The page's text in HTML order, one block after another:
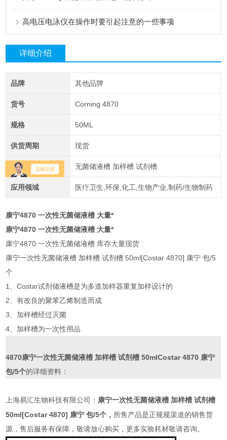
高电压电泳仪在操作时要引起注意的一些事项
详细介绍
品牌 其他品牌
货号 Corning 4870
规格 50ML
供货周期 现货
主要用途 无菌储液槽 加样槽 试剂槽
应用领域 医疗卫生,环保,化工,生物产业,制药/生物制药
康宁4870 一次性无菌储液槽 大量*
康宁4870 一次性无菌储液槽 大量*
康宁4870 一次性无菌储液槽 库存大量现货
康宁一次性无菌储液槽 加样槽 试剂槽 50ml[Costar 4870] 康宁 包/5
个
1、Costar试剂储液槽是为多道加样器重复加样设计的
2、有改良的聚苯乙烯制造而成
3、加样槽经过灭菌
4、加样槽为一次性用品
4870康宁一次性无菌储液槽 加样槽 试剂槽 50mlCostar 4870 康宁
包/5个的详细资料：
上海易汇生物科技有限公司： 康宁一次性无菌储液槽 加样槽 试剂槽
50ml[Costar 4870] 康宁 包/5个， 所售产品是正规规渠道的销售货
源，售后服务有保障，敬请放心购买，更多实验耗材敬请咨询。